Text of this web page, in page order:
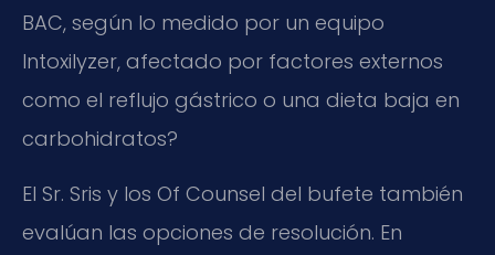
BAC, según lo medido por un equipo
Intoxilyzer, afectado por factores externos
como el reflujo gástrico o una dieta baja en
carbohidratos?
El Sr. Sris y los Of Counsel del bufete también
evalúan las opciones de resolución. En